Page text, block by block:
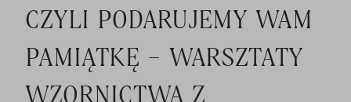
CZYLI PODARUJEMY WAM
PAMIĄTKĘ – WARSZTATY
WZORNICTWA Z